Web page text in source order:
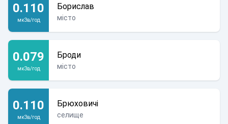
0.110
мкЗв/год
Борислав
місто
0.079
мкЗв/год
Броди
місто
0.110
мкЗв/год
Брюховичі
селище